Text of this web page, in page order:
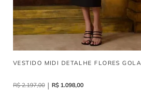
VESTIDO MIDI DETALHE FLORES GOLA
R$ 2.197,00 R$ 1.098,00